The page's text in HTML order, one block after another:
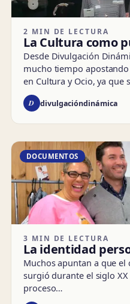
2 MIN DE LECTURA
La Cultura como
Desde Divulgación
mucho tiempo
en Cultura y Ocio, ya que
D divulgacióndinámica
DOCUMENTOS
3 MIN DE LECTURA
La identidad
Muchos apuntan a que
surgió durante el siglo
proceso…